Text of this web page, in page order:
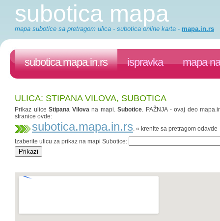
subotica mapa
mapa subotice sa pretragom ulica - subotica online karta - mapa.in.rs
subotica.mapa.in.rs ispravka mapa
ULICA: STIPANA VILOVA, SUBOTICA
Prikaz uliceStipana Vilovana mapi.Subotice. PAŽNJA - ovaj deo
stranice ovde:
subotica.mapa.in.rs. « krenite sa pretragom odavde
Izaberite ulicu za prikaz na mapi Subotice: